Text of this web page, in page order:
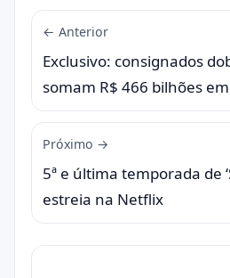
← Anterior
Exclusivo: consignados
somam R$ 466 bilhões
Próximo →
5ª e última temporada de
estreia na Netflix